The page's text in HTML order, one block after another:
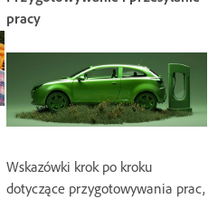
pracy
Wskazówki krok po kroku
dotyczące przygotowywania prac,